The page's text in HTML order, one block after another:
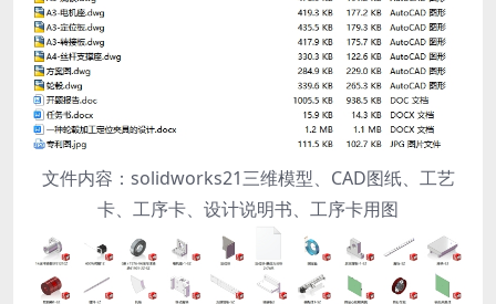
文件内容：solidworks21三维模型、CAD图纸、工艺
卡、工序卡、设计说明书、工序卡用图